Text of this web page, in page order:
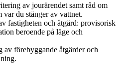
av jourärendet samt råd om
var du stänger av vattnet.
fastigheten och åtgärd: provisorisk
beroende på läge och
förebyggande åtgärder och